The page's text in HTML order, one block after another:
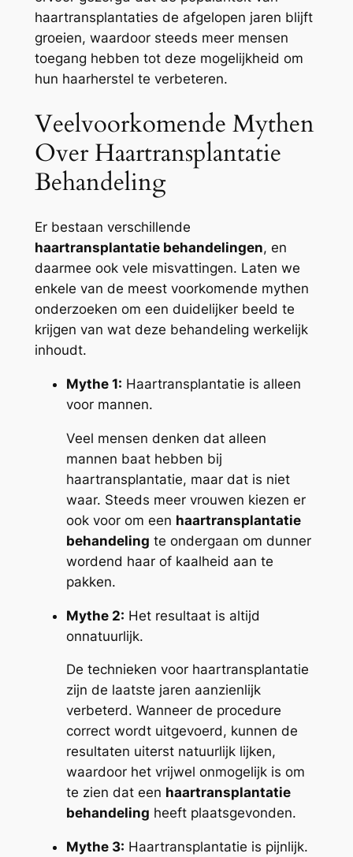
haartransplantaties de afgelopen jaren blijft
groeien, waardoor steeds meer mensen
toegang hebben tot deze mogelijkheid om
hun haarherstel te verbeteren.
Veelvoorkomende Mythen
Over Haartransplantatie
Behandeling
Er bestaan verschillende
haartransplantatie behandelingen, en
daarmee ook vele misvattingen. Laten we
enkele van de meest voorkomende mythen
onderzoeken om een duidelijker beeld te
krijgen van wat deze behandeling werkelijk
inhoudt.
Mythe 1: Haartransplantatie is alleen
voor mannen.
Veel mensen denken dat alleen
mannen baat hebben bij
haartransplantatie, maar dat is niet
waar. Steeds meer vrouwen kiezen er
ook voor om een haartransplantatie
behandeling te ondergaan om dunner
wordend haar of kaalheid aan te
pakken.
Mythe 2: Het resultaat is altijd
onnatuurlijk.
De technieken voor haartransplantatie
zijn de laatste jaren aanzienlijk
verbeterd. Wanneer de procedure
correct wordt uitgevoerd, kunnen de
resultaten uiterst natuurlijk lijken,
waardoor het vrijwel onmogelijk is om
te zien dat een haartransplantatie
behandeling heeft plaatsgevonden.
Mythe 3: Haartransplantatie is pijnlijk.